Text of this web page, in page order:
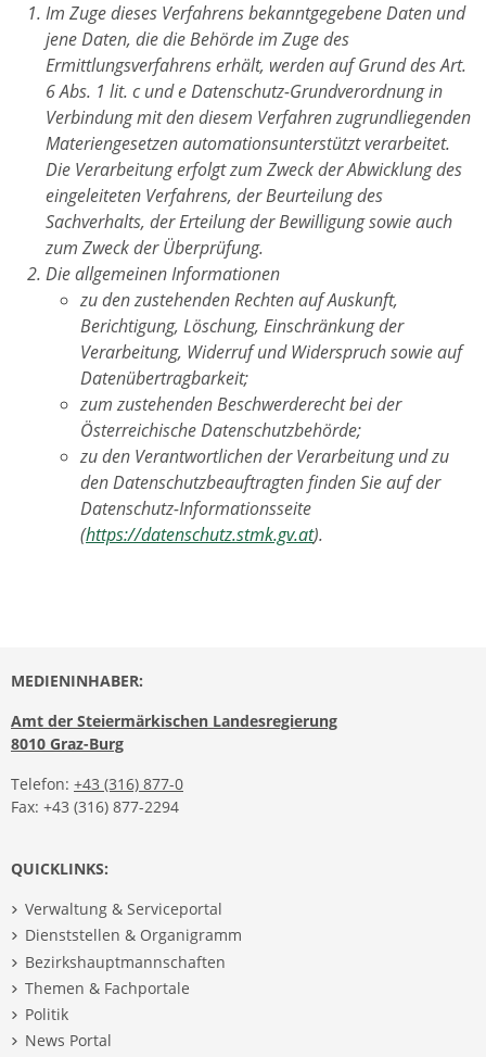
Im Zuge dieses Verfahrens bekanntgegebene Daten und
jene Daten, die die Behörde im Zuge des
Ermittlungsverfahrens erhält, werden auf Grund des Art.
6 Abs. 1 lit. c und e Datenschutz-Grundverordnung in
Verbindung mit den diesem Verfahren zugrundliegenden
Materiengesetzen automationsunterstützt verarbeitet.
Die Verarbeitung erfolgt zum Zweck der Abwicklung des
eingeleiteten Verfahrens, der Beurteilung des
Sachverhalts, der Erteilung der Bewilligung sowie auch
zum Zweck der Überprüfung.
Die allgemeinen Informationen
zu den zustehenden Rechten auf Auskunft,
Berichtigung, Löschung, Einschränkung der
Verarbeitung, Widerruf und Widerspruch sowie auf
Datenübertragbarkeit;
zum zustehenden Beschwerderecht bei der
Österreichische Datenschutzbehörde;
zu den Verantwortlichen der Verarbeitung und zu
den Datenschutzbeauftragten finden Sie auf der
Datenschutz-Informationsseite
(https://datenschutz.stmk.gv.at).
MEDIENINHABER:
Amt der Steiermärkischen Landesregierung
8010 Graz-Burg
Telefon: +43 (316) 877-0
Fax: +43 (316) 877-2294
QUICKLINKS:
Verwaltung & Serviceportal
Dienststellen & Organigramm
Bezirkshauptmannschaften
Themen & Fachportale
Politik
News Portal